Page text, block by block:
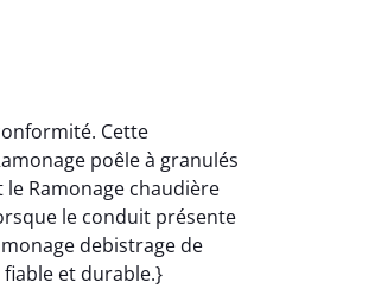
Cette
poêle à granulés
Ramonage chaudière
le conduit présente
debistrage de
et durable.}